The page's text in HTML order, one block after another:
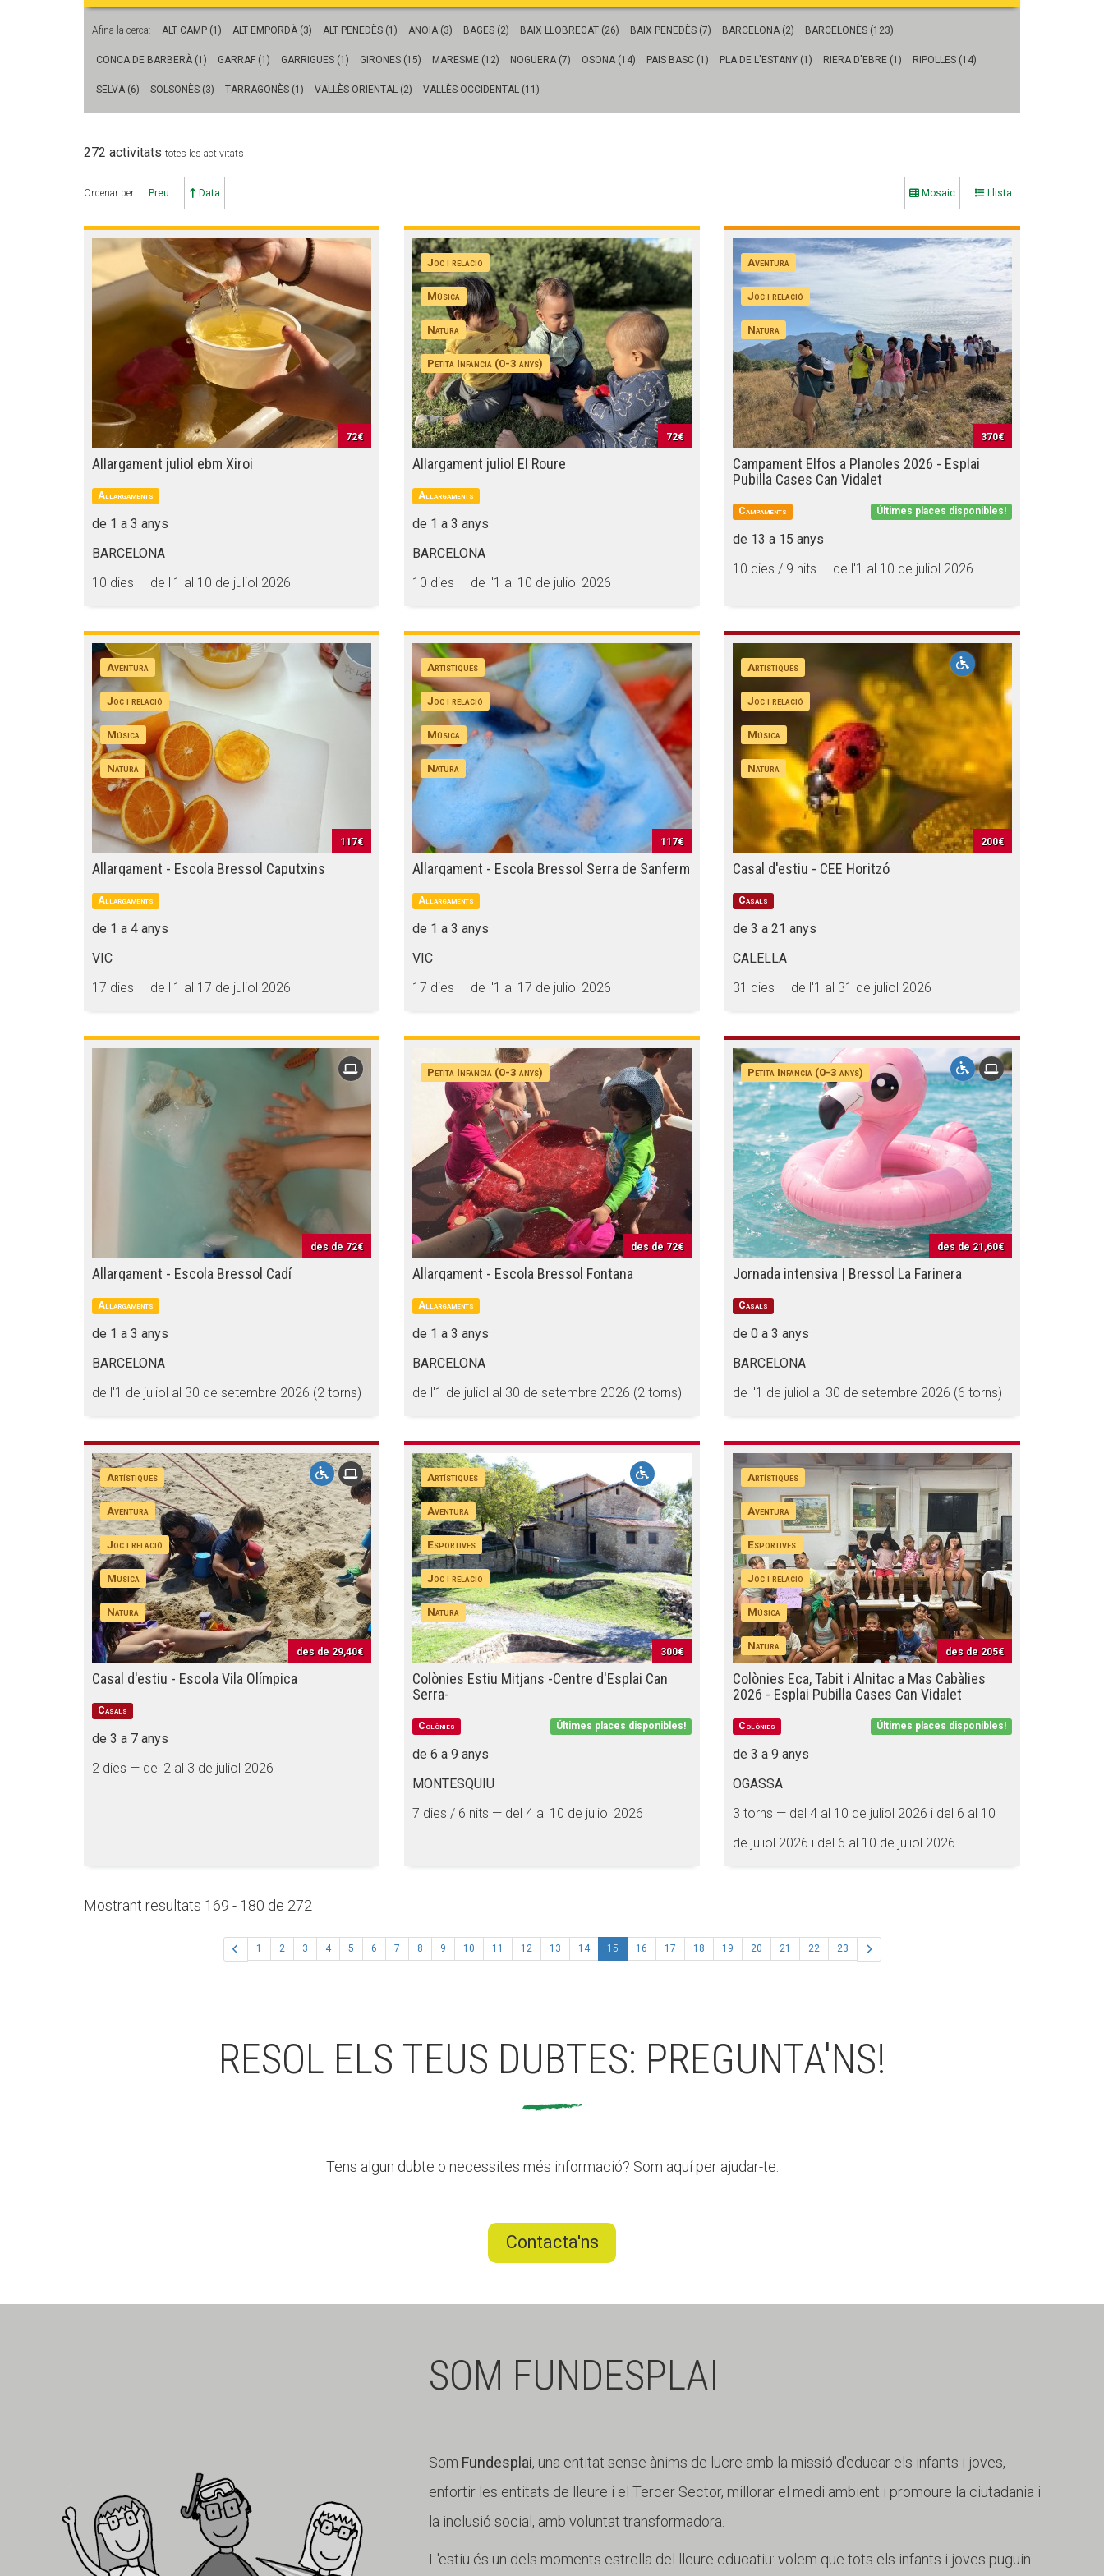
Afina la cerca: ALT CAMP (1) ALT EMPORDÀ (3) ALT PENEDÈS (1) ANOIA (3) BAGES (2) BAIX LLOBREGAT (26) BAIX PENEDÈS (7) BARCELONA (2) BARCELONÈS (123)
CONCA DE BARBERÀ (1) GARRAF (1) GARRIGUES (1) GIRONES (15) MARESME (12) NOGUERA (7) OSONA (14) PAIS BASC (1) PLA DE L'ESTANY (1) RIERA D'EBRE (1) RIPOLLES (14)
SELVA (6) SOLSONÈS (3) TARRAGONÈS (1) VALLÈS ORIENTAL (2) VALLÈS OCCIDENTAL (11)
272 activitats totes les activitats
Ordenar per Preu Data Mosaic Llista
72€
Allargament juliol ebm Xiroi
Allargaments
de 1 a 3 anys
BARCELONA
10 dies — de l'1 al 10 de juliol 2026
Joc i relació
Música
Natura
Petita Infància (0-3 anys)
72€
Allargament juliol El Roure
Allargaments
de 1 a 3 anys
BARCELONA
10 dies — de l'1 al 10 de juliol 2026
Aventura
Joc i relació
Natura
370€
Campament Elfos a Planoles 2026 - Esplai
Pubilla Cases Can Vidalet
Últimes places disponibles!
Campaments
de 13 a 15 anys
10 dies / 9 nits — de l'1 al 10 de juliol 2026
Aventura
Joc i relació
Música
Natura
117€
Allargament - Escola Bressol Caputxins
Allargaments
de 1 a 4 anys
VIC
17 dies — de l'1 al 17 de juliol 2026
Artístiques
Joc i relació
Música
Natura
117€
Allargament - Escola Bressol Serra de Sanferm
Allargaments
de 1 a 3 anys
VIC
17 dies — de l'1 al 17 de juliol 2026
Artístiques
Joc i relació
Música
Natura
200€
Casal d'estiu - CEE Horitzó
Casals
de 3 a 21 anys
CALELLA
31 dies — de l'1 al 31 de juliol 2026
des de 72€
Allargament - Escola Bressol Cadí
Allargaments
de 1 a 3 anys
BARCELONA
de l'1 de juliol al 30 de setembre 2026 (2 torns)
Petita Infància (0-3 anys)
des de 72€
Allargament - Escola Bressol Fontana
Allargaments
de 1 a 3 anys
BARCELONA
de l'1 de juliol al 30 de setembre 2026 (2 torns)
Petita Infància (0-3 anys)
des de 21,60€
Jornada intensiva | Bressol La Farinera
Casals
de 0 a 3 anys
BARCELONA
de l'1 de juliol al 30 de setembre 2026 (6 torns)
Artístiques
Aventura
Joc i relació
Música
Natura
des de 29,40€
Casal d'estiu - Escola Vila Olímpica
Casals
de 3 a 7 anys
2 dies — del 2 al 3 de juliol 2026
Artístiques
Aventura
Esportives
Joc i relació
Natura
300€
Colònies Estiu Mitjans -Centre d'Esplai Can
Serra-
Últimes places disponibles!
Colònies
de 6 a 9 anys
MONTESQUIU
7 dies / 6 nits — del 4 al 10 de juliol 2026
Artístiques
Aventura
Esportives
Joc i relació
Música
Natura des de 205€
Colònies Eca, Tabit i Alnitac a Mas Cabàlies
2026 - Esplai Pubilla Cases Can Vidalet
Últimes places disponibles!
Colònies
de 3 a 9 anys
OGASSA
3 torns — del 4 al 10 de juliol 2026 i del 6 al 10
de juliol 2026 i del 6 al 10 de juliol 2026
Mostrant resultats 169 - 180 de 272
1 2 3 4 5 6 7 8 9 10 11 12 13 14 15(actual)
16 17 18 19 20 21 22 23
RESOL ELS TEUS DUBTES: PREGUNTA'NS!
Tens algun dubte o necessites més informació? Som aquí per ajudar-te.
Contacta'ns
SOM FUNDESPLAI
Som Fundesplai, una entitat sense ànims de lucre amb la missió d'educar els infants i joves,
enfortir les entitats de lleure i el Tercer Sector, millorar el medi ambient i promoure la ciutadania i
la inclusió social, amb voluntat transformadora.
L'estiu és un dels moments estrella del lleure educatiu: volem que tots els infants i joves puguin
L'equip
Missió i valors
Memòria d'activitats
Proposta educativa
Butlletins
Diari de la Fundació
Xarxes socials
Fes un donatiu
Treballa amb nosaltres